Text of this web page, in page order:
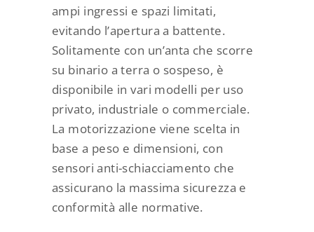
ampi ingressi e spazi limitati,
evitando l’apertura a battente.
Solitamente con un’anta che scorre
su binario a terra o sospeso, è
disponibile in vari modelli per uso
privato, industriale o commerciale.
La motorizzazione viene scelta in
base a peso e dimensioni, con
sensori anti-schiacciamento che
assicurano la massima sicurezza e
conformità alle normative.